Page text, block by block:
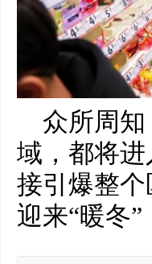
众所周
域，都将
接引爆整
迎来“暖冬”